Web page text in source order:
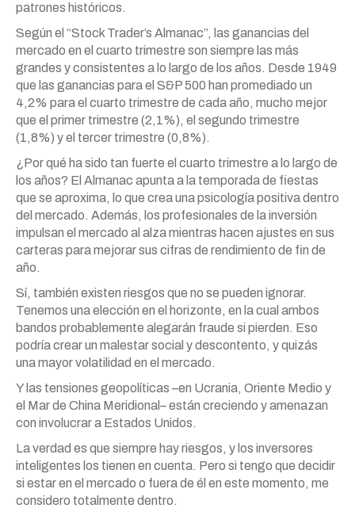
patrones históricos.
Según el “Stock Trader’s Almanac”, las ganancias del
mercado en el cuarto trimestre son siempre las más
grandes y consistentes a lo largo de los años. Desde 1949
que las ganancias para el S&P 500 han promediado un
4,2% para el cuarto trimestre de cada año, mucho mejor
que el primer trimestre (2,1%), el segundo trimestre
(1,8%) y el tercer trimestre (0,8%).
¿Por qué ha sido tan fuerte el cuarto trimestre a lo largo de
los años? El Almanac apunta a la temporada de fiestas
que se aproxima, lo que crea una psicología positiva dentro
del mercado. Además, los profesionales de la inversión
impulsan el mercado al alza mientras hacen ajustes en sus
carteras para mejorar sus cifras de rendimiento de fin de
año.
Sí, también existen riesgos que no se pueden ignorar.
Tenemos una elección en el horizonte, en la cual ambos
bandos probablemente alegarán fraude si pierden. Eso
podría crear un malestar social y descontento, y quizás
una mayor volatilidad en el mercado.
Y las tensiones geopolíticas –en Ucrania, Oriente Medio y
el Mar de China Meridional– están creciendo y amenazan
con involucrar a Estados Unidos.
La verdad es que siempre hay riesgos, y los inversores
inteligentes los tienen en cuenta. Pero si tengo que decidir
si estar en el mercado o fuera de él en este momento, me
considero totalmente dentro.